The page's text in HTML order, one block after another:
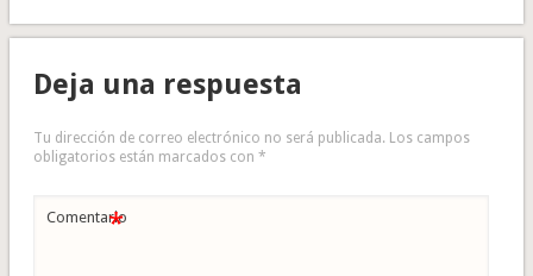
Deja una respuesta
Tu dirección de correo electrónico no será publicada. Los campos
obligatorios están marcados con *
Comentario
*